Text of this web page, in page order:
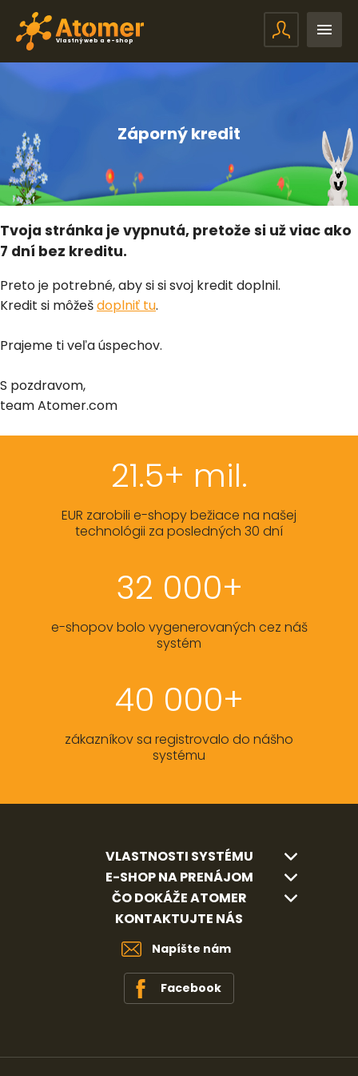
Vlastný web a e-shop
Záporný kredit
Tvoja stránka je vypnutá, pretože si už viac ako
7 dní bez kreditu.
Preto je potrebné, aby si si svoj kredit doplnil.
Kredit si môžešdoplniť tu.
Prajeme ti veľa úspechov.
S pozdravom,
team Atomer.com
21.5+ mil.
EUR zarobili e-shopy bežiace na našej
technológii za posledných 30 dní
32 000+
e-shopov bolo vygenerovaných cez náš
systém
40 000+
zákazníkov sa registrovalo do nášho
systému
VLASTNOSTI SYSTÉMU
E-SHOP NA PRENÁJOM
ČO DOKÁŽE ATOMER
KONTAKTUJTE NÁS
Napíšte nám
Facebook